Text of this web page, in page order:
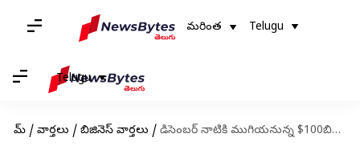
మరింత Telugu
Telugu
హోమ్ / వార్తలు / బిజినెస్ వార్తలు / డిసెంబర్ నాటికి ముగియనున్న $100బిలియన్ల భారతదేశం-ఆస్ట్రేలియా వాణిజ్య ఒప్పంద చర్చలు